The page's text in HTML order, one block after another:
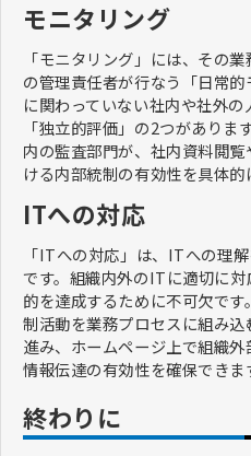
モニタリング
「モニタリング」には、その
の管理責任者が行なう「日常
に関わっていない社内や社外
「独立的評価」の2つがあり
内の監査部門が、社内資料閲
ける内部統制の有効性を具体的
ITへの対応
「ITへの対応」は、ITへの理
です。組織内外のITに適切に
的を達成するために不可欠で
制活動を業務プロセスに組み
進み、ホームページ上で組織外
情報伝達の有効性を確保できま
終わりに